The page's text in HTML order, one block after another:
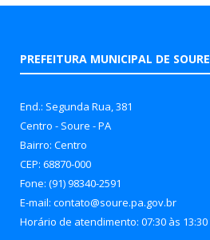
PREFEITURA MUNICIPAL DE SOURE
End.: Segunda Rua, 381
Centro - Soure - PA
Bairro: Centro
CEP: 68870-000
Fone: (91) 98340-2591
E-mail: contato@soure.pa.gov.br
Horário de atendimento: 07:30 às 13:30